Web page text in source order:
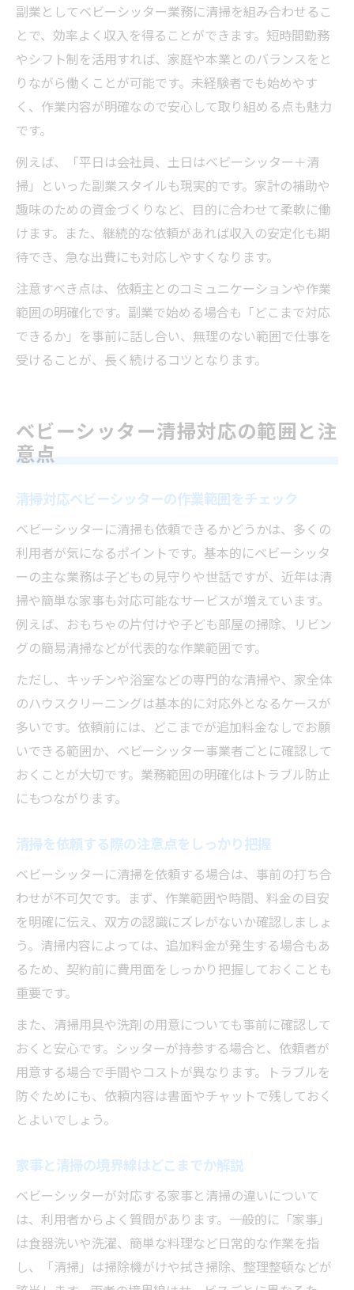
副業としてベビーシッター業務に清掃を組み合わせるこ
とで、効率よく収入を得ることができます。短時間勤務
やシフト制を活用すれば、家庭や本業とのバランスをと
りながら働くことが可能です。未経験者でも始めやす
く、作業内容が明確なので安心して取り組める点も魅力
です。
例えば、「平日は会社員、土日はベビーシッター＋清
掃」といった副業スタイルも現実的です。家計の補助や
趣味のための資金づくりなど、目的に合わせて柔軟に働
けます。また、継続的な依頼があれば収入の安定化も期
待でき、急な出費にも対応しやすくなります。
注意すべき点は、依頼主とのコミュニケーションや作業
範囲の明確化です。副業で始める場合も「どこまで対応
できるか」を事前に話し合い、無理のない範囲で仕事を
受けることが、長く続けるコツとなります。
ベビーシッター清掃対応の範囲と注
意点
清掃対応ベビーシッターの作業範囲をチェック
ベビーシッターに清掃も依頼できるかどうかは、多くの
利用者が気になるポイントです。基本的にベビーシッタ
ーの主な業務は子どもの見守りや世話ですが、近年は清
掃や簡単な家事も対応可能なサービスが増えています。
例えば、おもちゃの片付けや子ども部屋の掃除、リビン
グの簡易清掃などが代表的な作業範囲です。
ただし、キッチンや浴室などの専門的な清掃や、家全体
のハウスクリーニングは基本的に対応外となるケースが
多いです。依頼前には、どこまでが追加料金なしでお願
いできる範囲か、ベビーシッター事業者ごとに確認して
おくことが大切です。業務範囲の明確化はトラブル防止
にもつながります。
清掃を依頼する際の注意点をしっかり把握
ベビーシッターに清掃を依頼する場合は、事前の打ち合
わせが不可欠です。まず、作業範囲や時間、料金の目安
を明確に伝え、双方の認識にズレがないか確認しましょ
う。清掃内容によっては、追加料金が発生する場合もあ
るため、契約前に費用面をしっかり把握しておくことも
重要です。
また、清掃用具や洗剤の用意についても事前に確認して
おくと安心です。シッターが持参する場合と、依頼者が
用意する場合で手間やコストが異なります。トラブルを
防ぐためにも、依頼内容は書面やチャットで残しておく
とよいでしょう。
家事と清掃の境界線はどこまでか解説
ベビーシッターが対応する家事と清掃の違いについて
は、利用者からよく質問があります。一般的に「家事」
は食器洗いや洗濯、簡単な料理など日常的な作業を指
し、「清掃」は掃除機がけや拭き掃除、整理整頓などが